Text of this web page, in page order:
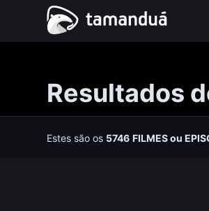
Resultados
Estes são os 5746 FILMESou